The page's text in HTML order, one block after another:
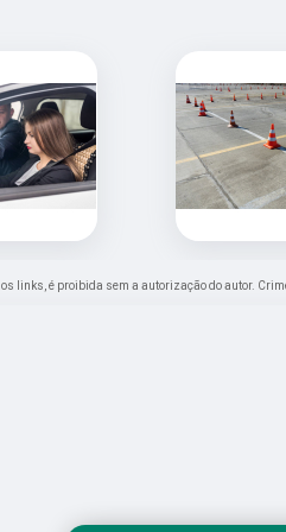
links, é proibida sem a autorização do autor.